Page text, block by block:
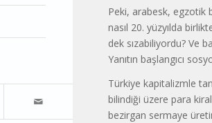
Peki, arabesk, egzotik
nasıl 20. yüzyılda
dek sızabiliyordu? Ve
Yanıtın başlangıcı
Türkiye kapitalizmle
bilindiği üzere para
bezirgan sermaye